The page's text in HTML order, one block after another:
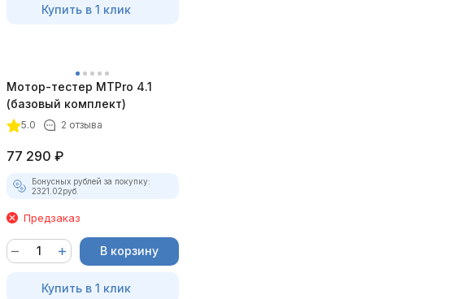
Купить в 1 клик
Мотор-тестер MTPro 4.1
(базовый комплект)
5.0 2 отзыва
77 290 ₽
Бонусных рублей за покупку:
2321.02руб.
Предзаказ
В корзину
Купить в 1 клик